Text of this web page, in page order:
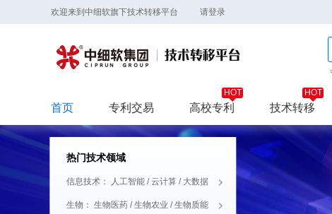
欢迎来到中细软旗下技术转移平台 请登录
首页 专利交易 高校专利 技术转移
热门技术领域
信息技术： 人工智能 / 云计算 / 大数据
生物： 生物医药 / 生物农业 / 生物质能